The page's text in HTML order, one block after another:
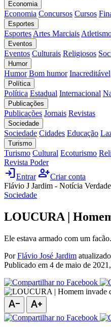
Economia
Economia Concursos Cursos
Esportes
Esportes Artes Marciais
Eventos
Eventos Culturais Religiosos
Humor
Humor Bom humor Inacreditável
Política
Política Estadual Internacional
Publicações
Publicações Jornais Revistas
Sociedade
Sociedade Cidades Educação
Turismo
Turismo Cultural Ecoturismo
Revista Poder
loginEntrar person_addCriar conta
Flávio J Jardim - Notícia Verdade
Sociedade
LOUCURA |
Ele estava armado com um
PorFlávio José Jardim
Publicado em 4 de maio de
text_decrease text_increase